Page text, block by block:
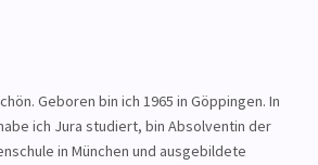
Geboren bin ich 1965 in Göppingen. In
ich Jura studiert, bin Absolventin der
in München und ausgebildete